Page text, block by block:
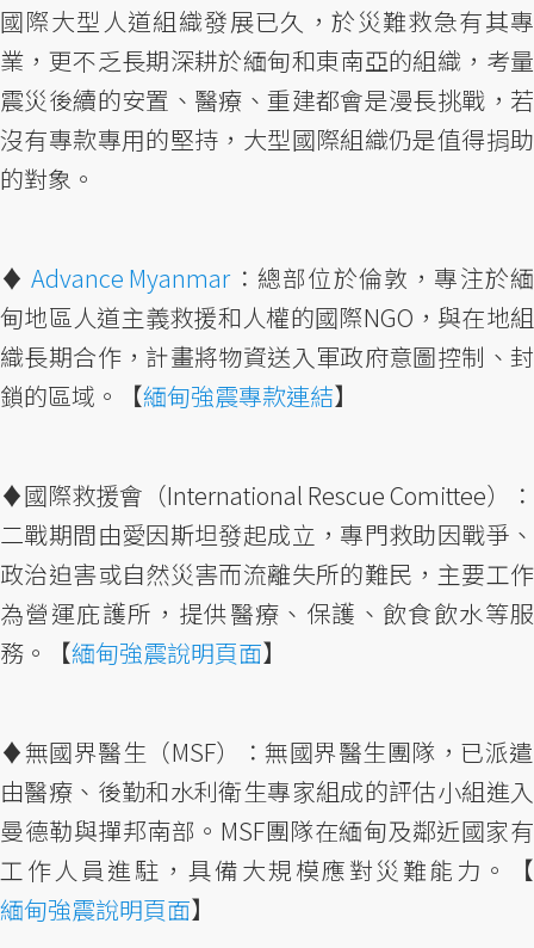
國際大型人道組織發展已久，於災難救急有其專
業，更不乏長期深耕於緬甸和東南亞的組織，考量
震災後續的安置、醫療、重建都會是漫長挑戰，若
沒有專款專用的堅持，大型國際組織仍是值得捐助
的對象。
♦︎Advance Myanmar：總部位於倫敦，專注於緬
甸地區人道主義救援和人權的國際NGO，與在地組
織長期合作，計畫將物資送入軍政府意圖控制、封
鎖的區域。【緬甸強震專款連結】
♦︎國際救援會（International Rescue Comittee）：
二戰期間由愛因斯坦發起成立，專門救助因戰爭、
政治迫害或自然災害而流離失所的難民，主要工作
為營運庇護所，提供醫療、保護、飲食飲水等服
務。【緬甸強震說明頁面】
♦︎無國界醫生（MSF）：無國界醫生團隊，已派遣
由醫療、後勤和水利衛生專家組成的評估小組進入
曼德勒與撣邦南部。MSF團隊在緬甸及鄰近國家有
工作人員進駐，具備大規模應對災難能力。【
緬甸強震說明頁面】